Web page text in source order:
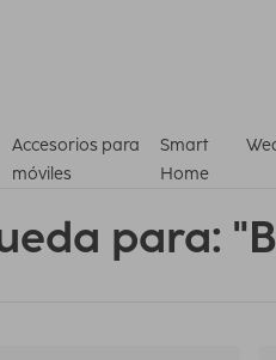
Accesorios para
móviles
Smart
Home
para: